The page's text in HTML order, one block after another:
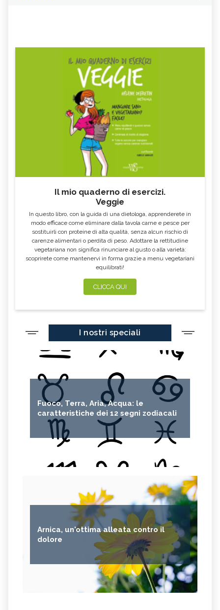
Il mio quaderno di esercizi.
Veggie
In questo libro, con la guida di una dietologa, apprenderete in
modo efficace come eliminare dalla tavola carne e pesce per
sostituirli con proteine di alta qualità, senza alcun rischio di
carenze alimentari o perdita di peso. Adottare la rettitudine
vegetariana non significa rinunciare al gusto o alla varietà:
scoprirete come mantenervi in forma grazie a menu vegetariani
equilibrati!
CLICCA QUI
I nostri speciali
Fuoco, Terra, Aria, Acqua: le
caratteristiche dei 12 segni zodiacali
Arnica, un'ottima alleata contro il
dolore